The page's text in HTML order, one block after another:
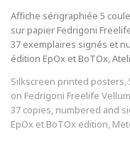
Affiche sérigraphiée 5
sur papier Fedrigoni
37 exemplaires signés et
édition EpOx et BoTOx,
Silkscreen printed posters,
on Fedrigoni Freelife
37 copies, numbered and
EpOx et BoTOx edition,